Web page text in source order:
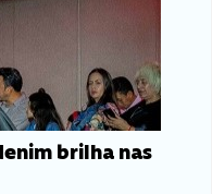
brilha nas